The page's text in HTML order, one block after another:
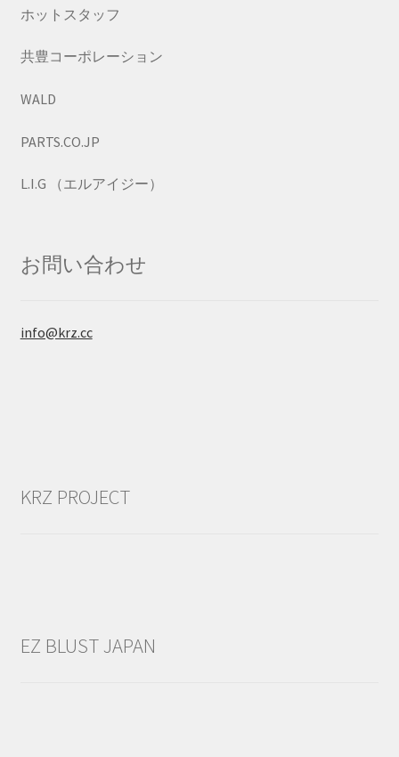
ホットスタッフ
共豊コーポレーション
WALD
PARTS.CO.JP
L.I.G （エルアイジー）
お問い合わせ
info@krz.cc
KRZ PROJECT
EZ BLUST JAPAN